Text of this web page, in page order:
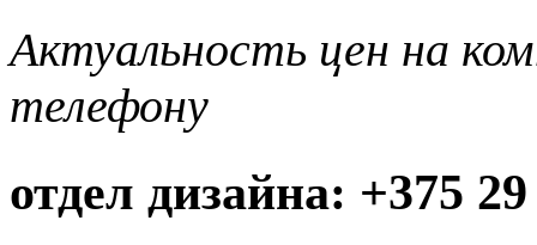
Актуальность цен на
телефону
отдел дизайна: +375